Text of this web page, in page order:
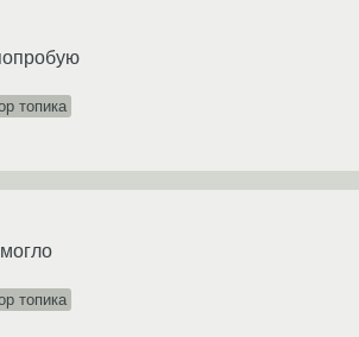
топика
топика